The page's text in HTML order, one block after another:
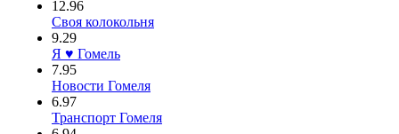
12.96
Своя колокольня
9.29
Я ♥ Гомель
7.95
Новости Гомеля
6.97
Транспорт Гомеля